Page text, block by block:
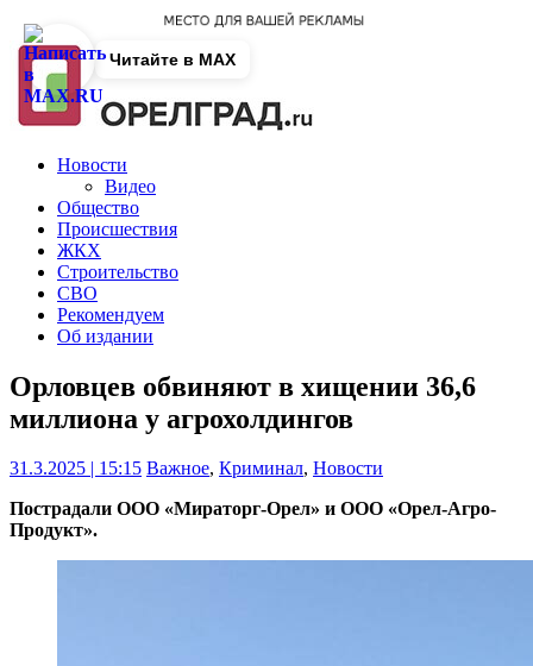
Новости
Видео
Общество
Происшествия
ЖКХ
Строительство
СВО
Рекомендуем
Об издании
Орловцев обвиняют в хищении 36,6
миллиона у агрохолдингов
31.3.2025 | 15:15 Важное, Криминал, Новости
Пострадали ООО «Мираторг-Орел» и ООО «Орел-Агро-
Продукт».
Читайте в MAX